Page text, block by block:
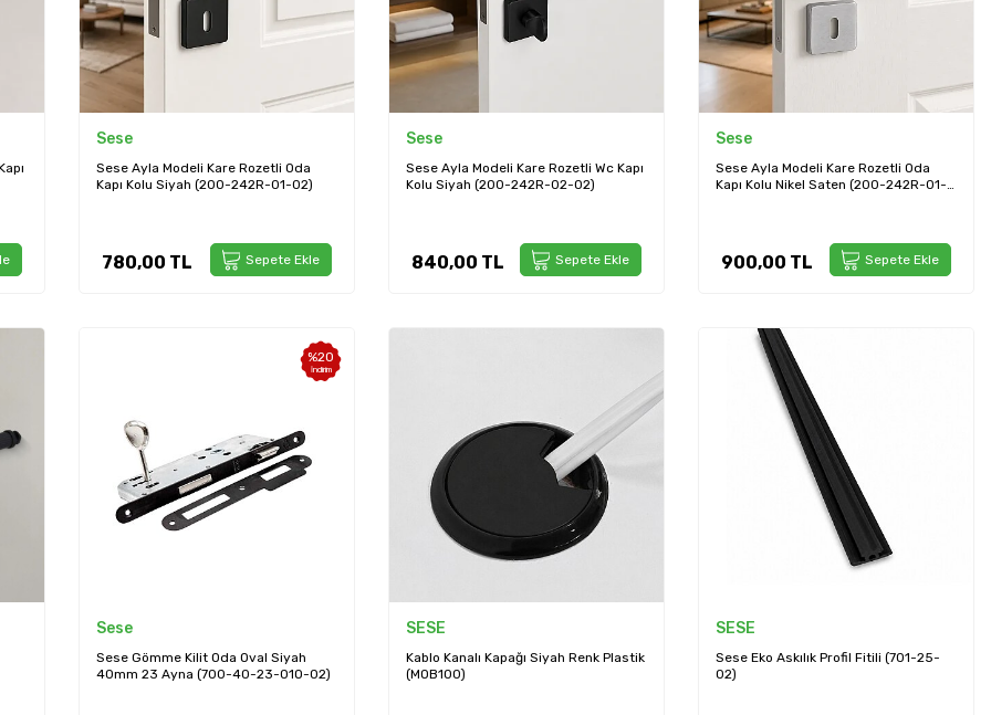
Sese
Sese Ayla Modeli Kare Rozetli Oda
Kapı Kolu Siyah (200-242R-01-02)
780,00 TL Sepete Ekle
Sese
Sese Ayla Modeli Kare Rozetli Wc Kapı
Kolu Siyah (200-242R-02-02)
840,00 TL Sepete Ekle
Sese
Sese Ayla Modeli Kare Rozetli Oda
Kapı Kolu Nikel Saten (200-242R-01-
900,00 TL Sepete Ekle
%20
İndirim
Sese
Sese Gömme Kilit Oda Oval Siyah
40mm 23 Ayna (700-40-23-01O-02)
SESE
Kablo Kanalı Kapağı Siyah Renk Plastik
(MOB100)
SESE
Sese Eko Askılık Profil Fitili (701-25-
02)